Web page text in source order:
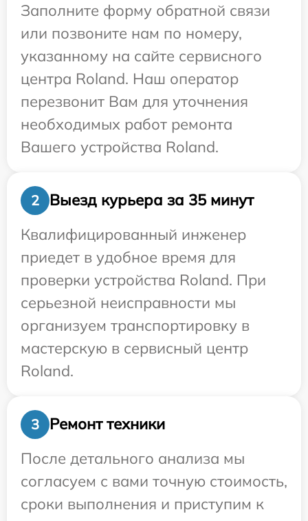
Заполните форму обратной связи
или позвоните нам по номеру,
указанному на сайте сервисного
центра Roland. Наш оператор
перезвонит Вам для уточнения
необходимых работ ремонта
Вашего устройства Roland.
2
Выезд курьера за 35 минут
Квалифицированный инженер
приедет в удобное время для
проверки устройства Roland. При
серьезной неисправности мы
организуем транспортировку в
мастерскую в сервисный центр
Roland.
3
Ремонт техники
После детального анализа мы
согласуем с вами точную стоимость,
сроки выполнения и приступим к